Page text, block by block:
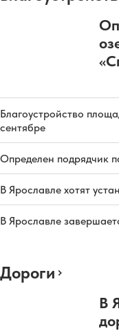
Благоустройство
сентябре
Определен подрядчик
В Ярославле хотят
В Ярославле
Дороги
В